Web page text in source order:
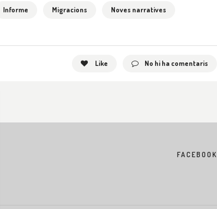
Informe Migracions
Noves narratives
Like No hi ha comentaris
FACEBOOK